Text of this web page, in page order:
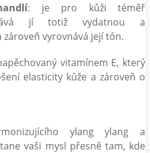
: je pro kůži téměř
jí totiž vydatnou a
vyrovnává její tón.
vitamínem E, který
elasticity kůže a zároveň o
ylang ylang a
vaši mysl přesně tam, kde